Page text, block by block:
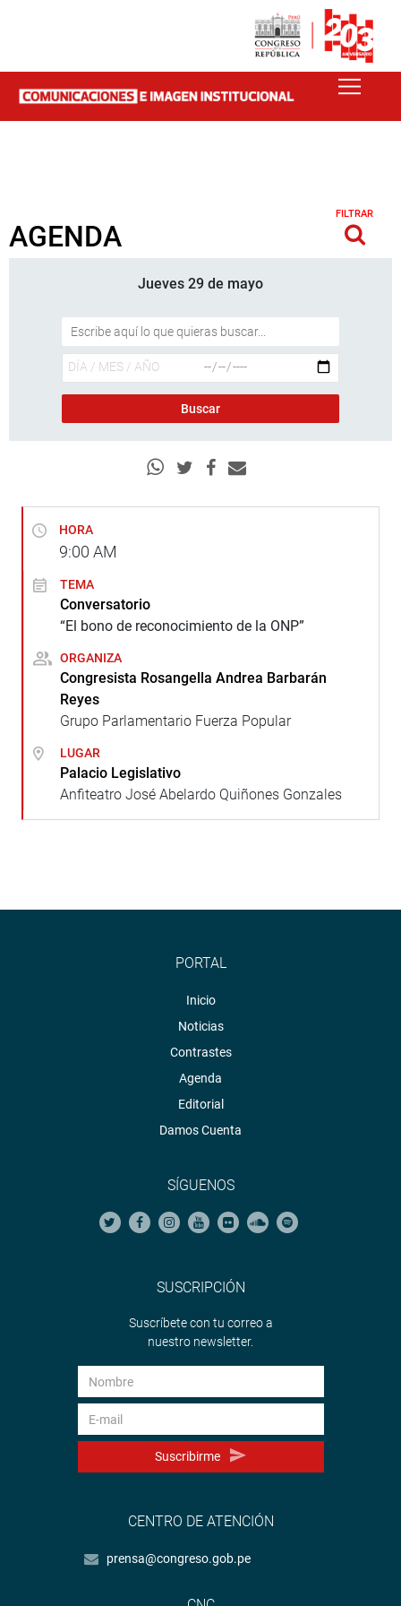
AGENDA
FILTRAR
Jueves 29 de mayo
HORA
9:00 AM
TEMA
Conversatorio
“El bono de reconocimiento de la ONP”
ORGANIZA
Congresista Rosangella Andrea Barbarán
Reyes
Grupo Parlamentario Fuerza Popular
LUGAR
Palacio Legislativo
Anfiteatro José Abelardo Quiñones Gonzales
PORTAL
Inicio
Noticias
Contrastes
Agenda
Editorial
Damos Cuenta
SÍGUENOS
SUSCRIPCIÓN
Suscríbete con tu correo a
nuestro newsletter.
Suscribirme
CENTRO DE ATENCIÓN
prensa@congreso.gob.pe